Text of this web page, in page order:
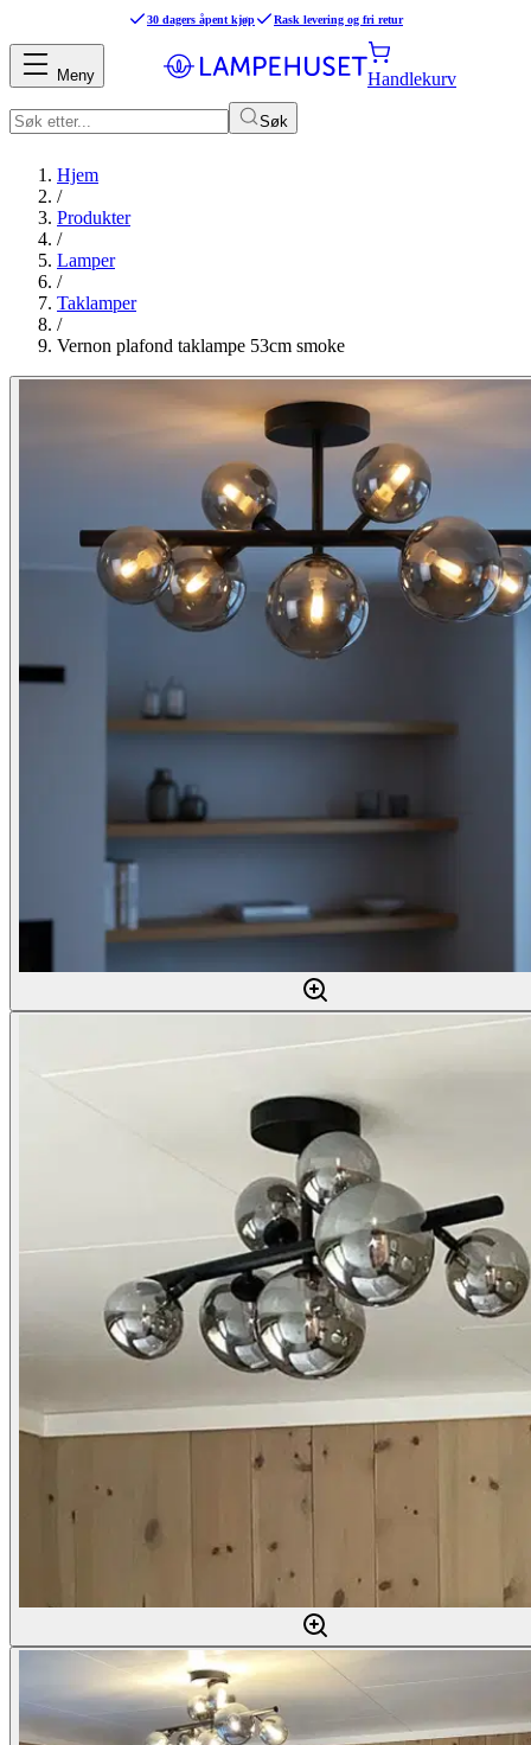
30 dagers åpent kjøp Rask levering og fri retur
Søk
Handlekurv
Meny
Hjem
/
Produkter
/
Lamper
/
Taklamper
/
Vernon plafond taklampe 53cm smoke